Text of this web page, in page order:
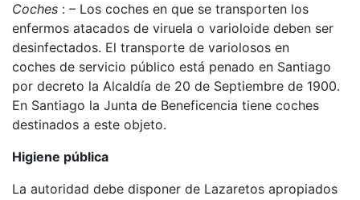
Coches : – Los coches en que se transporten los
enfermos atacados de viruela o varioloide deben ser
desinfectados. El transporte de variolosos en
coches de servicio público está penado en Santiago
por decreto la Alcaldía de 20 de Septiembre de 1900.
En Santiago la Junta de Beneficencia tiene coches
destinados a este objeto.
Higiene pública
La autoridad debe disponer de Lazaretos apropiados